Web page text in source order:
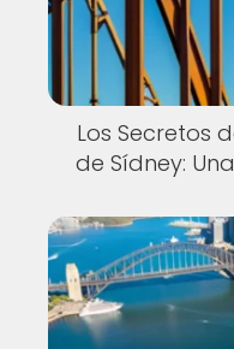
Los Secretos
de Sídney: